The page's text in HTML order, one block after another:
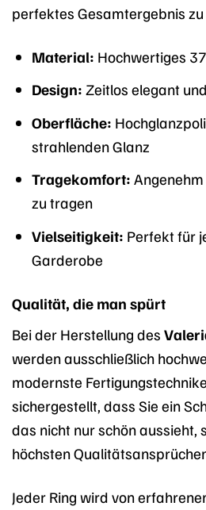
perfektes Gesamtergebnis zu
Material: Hochwertiges
Design: Zeitlos elegant
Oberfläche:
strahlenden Glanz
Tragekomfort:
zu tragen
Vielseitigkeit: Perfekt für
Garderobe
Qualität, die man spürt
Bei der Herstellung des
werden ausschließlich
modernste
sichergestellt, dass Sie ein
das nicht nur schön aussieht,
höchsten
Jeder Ring wird von